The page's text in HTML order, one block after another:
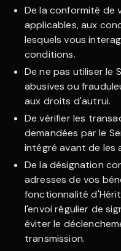
De la conformité de
applicables, aux
lesquels vous
conditions.
De ne pas utiliser le
abusives ou
aux droits d'autrui.
De vérifier les
demandées par le
intégré avant de les
De la désignation
adresses de vos
fonctionnalité
l'envoi régulier de
éviter le
transmission.